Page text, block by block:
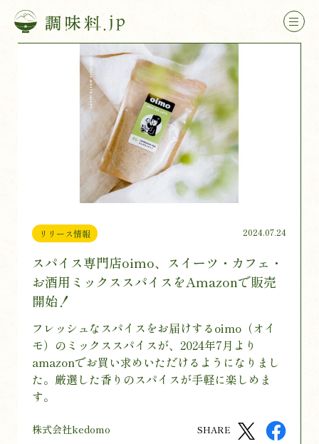
リリース情報 2024.07.24
スパイス専門店oimo、スイーツ・カフェ・
お酒用ミックススパイスをAmazonで販売
開始！
フレッシュなスパイスをお届けするoimo（オイ
モ）のミックススパイスが、2024年7月より
amazonでお買い求めいただけるようになりまし
た。厳選した香りのスパイスが手軽に楽しめま
す。
株式会社kedomo SHARE